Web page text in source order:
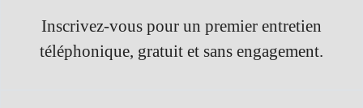
Inscrivez-vous pour un premier entretien
téléphonique, gratuit et sans engagement.